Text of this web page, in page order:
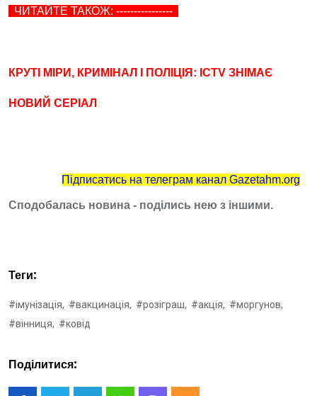
ЧИТАЙТЕ ТАКОЖ: ----------------
КРУТІ МІРИ, КРИМІНАЛ І ПОЛІЦІЯ: ICTV ЗНІМАЄ
НОВИЙ СЕРІАЛ
Підписатись на телеграм канал Gazetahm.org
Сподобалась новина - поділись нею з іншими.
Теги:
#імунізація, #вакцинація, #розіграш, #акція, #моргунов,
#вінниця, #ковід
Поділитися: